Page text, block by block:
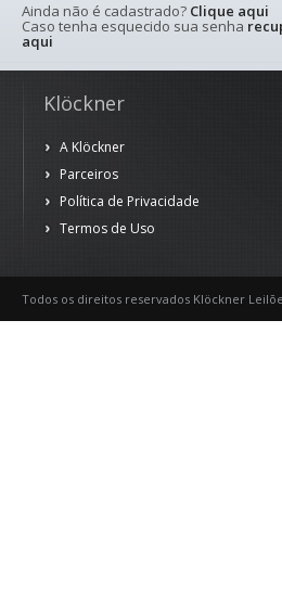
Ainda não é cadastrado? Clique aqui
Caso tenha esquecido sua senha
aqui
Klöckner
A Klöckner
Parceiros
Política de Privacidade
Termos de Uso
Todos os direitos reservados Klöckner